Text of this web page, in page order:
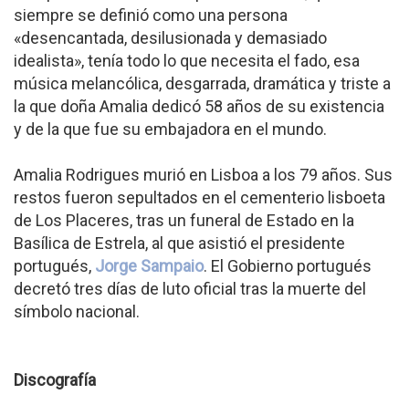
siempre se definió como una persona
«desencantada, desilusionada y demasiado
idealista», tenía todo lo que necesita el fado, esa
música melancólica, desgarrada, dramática y triste a
la que doña Amalia dedicó 58 años de su existencia
y de la que fue su embajadora en el mundo.
Amalia Rodrigues murió en Lisboa a los 79 años. Sus
restos fueron sepultados en el cementerio lisboeta
de Los Placeres, tras un funeral de Estado en la
Basílica de Estrela, al que asistió el presidente
portugués, Jorge Sampaio. El Gobierno portugués
decretó tres días de luto oficial tras la muerte del
símbolo nacional.
Discografía